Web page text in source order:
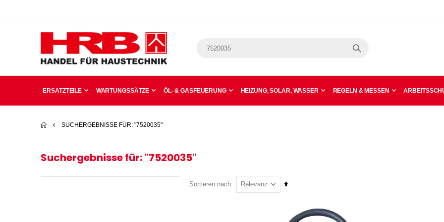
ERSATZTEILE WARTUNGSSÄTZE ÖL- & GASFEUERUNG HEIZUNG, SOLAR, WASSER REGELN & MESSEN
SUCHERGEBNISSE FÜR: "7520035"
Suchergebnisse für: "7520035"
Sortieren nach
In
Reihenfolge